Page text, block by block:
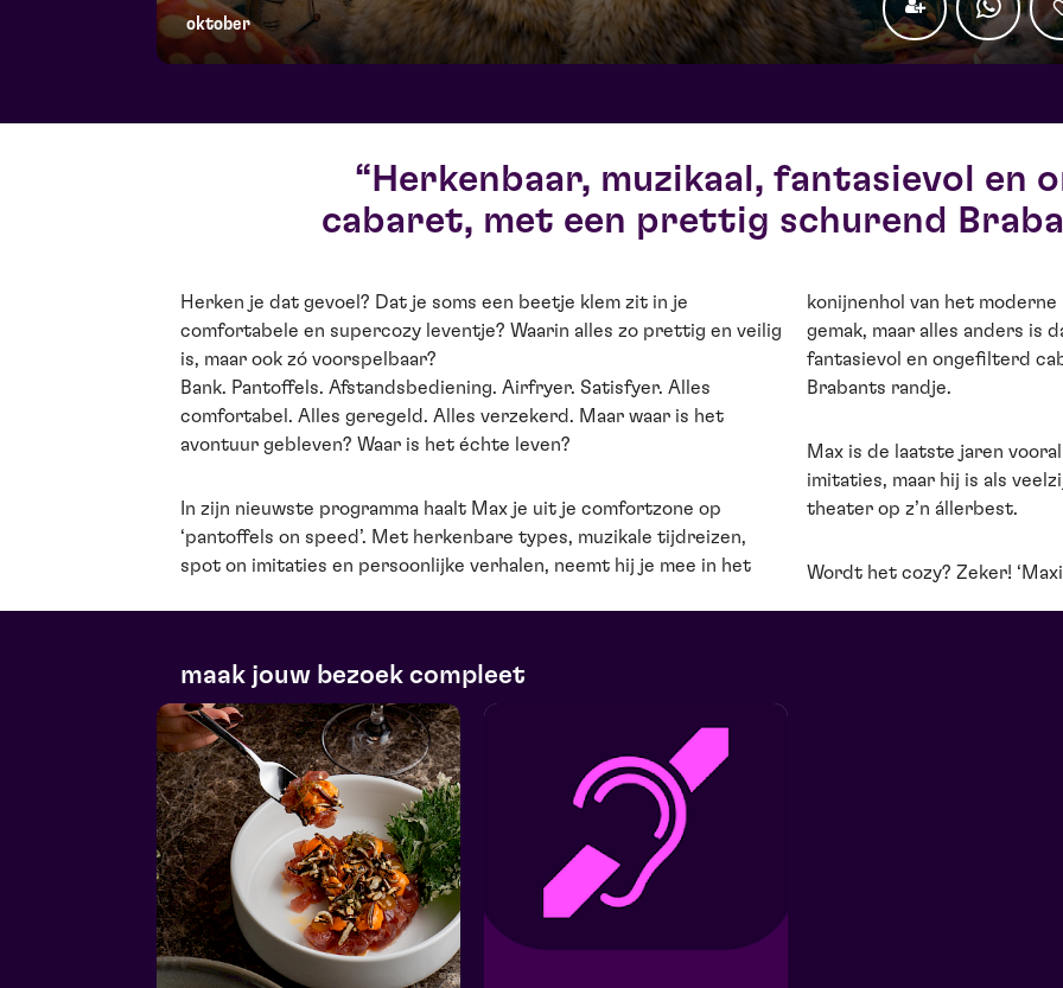
oktober
Herkenbaar, muzikaal, fantasievol en
cabaret, met een prettig schurend
Herken je dat gevoel? Dat je soms een beetje klem zit in je
comfortabele en supercozy leventje? Waarin alles zo prettig en veilig
is, maar ook zó voorspelbaar?
Bank. Pantoffels. Afstandsbediening. Airfryer. Satisfyer. Alles
comfortabel. Alles geregeld. Alles verzekerd. Maar waar is het
avontuur gebleven? Waar is het échte leven?
In zijn nieuwste programma haalt Max je uit je comfortzone op
‘pantoffels on speed’. Met herkenbare types, muzikale tijdreizen,
spot on imitaties en persoonlijke verhalen, neemt hij je mee in het
konijnenhol van het
gemak, maar alles anders is
fantasievol en ongefilterd
Brabants randje.
Max is de laatste jaren vooral
imitaties, maar hij is als
theater op z’n állerbest.
Wordt het cozy? Zeker!
maak jouw bezoek compleet